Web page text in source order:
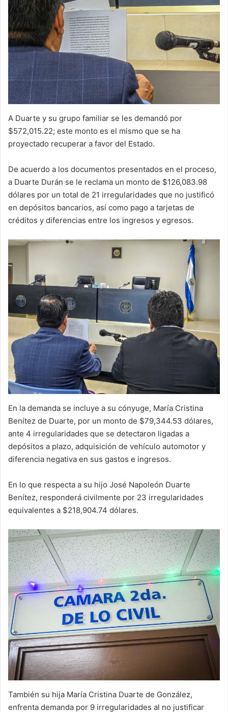
A Duarte y su grupo familiar se les demandó por
$572,015.22; este monto es el mismo que se ha
proyectado recuperar a favor del Estado.
De acuerdo a los documentos presentados en el proceso,
a Duarte Durán se le reclama un monto de $126,083.98
dólares por un total de 21 irregularidades que no justificó
en depósitos bancarios, así como pago a tarjetas de
créditos y diferencias entre los ingresos y egresos.
En la demanda se incluye a su cónyuge, María Cristina
Benítez de Duarte, por un monto de $79,344.53 dólares,
ante 4 irregularidades que se detectaron ligadas a
depósitos a plazo, adquisición de vehículo automotor y
diferencia negativa en sus gastos e ingresos.
En lo que respecta a su hijo José Napoleón Duarte
Benítez, responderá civilmente por 23 irregularidades
equivalentes a $218,904.74 dólares.
También su hija María Cristina Duarte de González,
enfrenta demanda por 9 irregularidades al no justificar